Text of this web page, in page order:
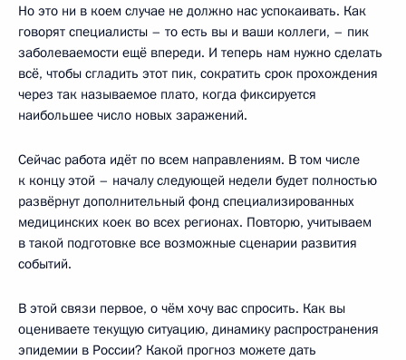
Но это ни в коем случае не должно нас успокаивать. Как
говорят специалисты – то есть вы и ваши коллеги, – пик
заболеваемости ещё впереди. И теперь нам нужно сделать
всё, чтобы сгладить этот пик, сократить срок прохождения
через так называемое плато, когда фиксируется
наибольшее число новых заражений.
Сейчас работа идёт по всем направлениям. В том числе
к концу этой – началу следующей недели будет полностью
развёрнут дополнительный фонд специализированных
медицинских коек во всех регионах. Повторю, учитываем
в такой подготовке все возможные сценарии развития
событий.
В этой связи первое, о чём хочу вас спросить. Как вы
оцениваете текущую ситуацию, динамику распространения
эпидемии в России? Какой прогноз можете дать